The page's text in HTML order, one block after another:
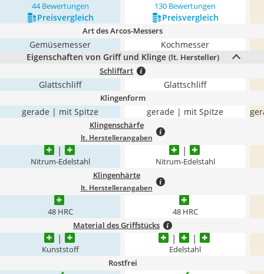
44 Bewertungen 130 Bewertungen
Preis­vergleich Preis­vergleich
Art des Arcos-Messers
Gemüsemesser
Kochmesser
Eigenschaften von Griff und Klinge (lt. Hersteller)
Schliffart
Glattschliff Glattschliff
Klingenform
gerade | mit Spitze gerade | mit Spitze
Klingenschärfe
lt. Herstellerangaben
Nitrum-Edelstahl Nitrum-Edelstahl
Klingenhärte
lt. Herstellerangaben
48 HRC 48 HRC
Material des Griffstücks
Kunststoff Edelstahl
Rostfrei